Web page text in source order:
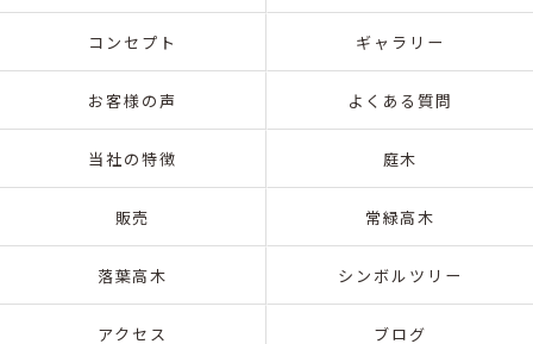
コンセプト ギャラリー
お客様の声 よくある質問
当社の特徴 庭木
販売 常緑高木
落葉高木 シンボルツリー
アクセス ブログ